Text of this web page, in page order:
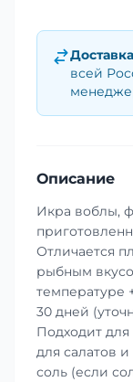
всей
Описание
Икра воблы,
Отличается
рыбным
температуре
30 дней
Подходит для
для салатов
соль (если